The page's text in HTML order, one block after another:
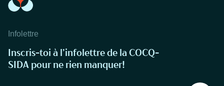
Infolettre
Inscris-toi à l’infolettre de la COCQ-
SIDA pour ne rien manquer!